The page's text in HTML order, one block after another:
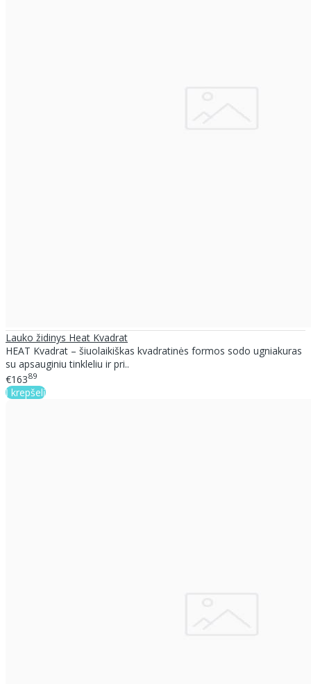
Lauko židinys Heat Kvadrat
HEAT Kvadrat – šiuolaikiškas kvadratinės formos sodo ugniakuras
su apsauginiu tinkleliu ir pri..
€16389
Į krepšelį